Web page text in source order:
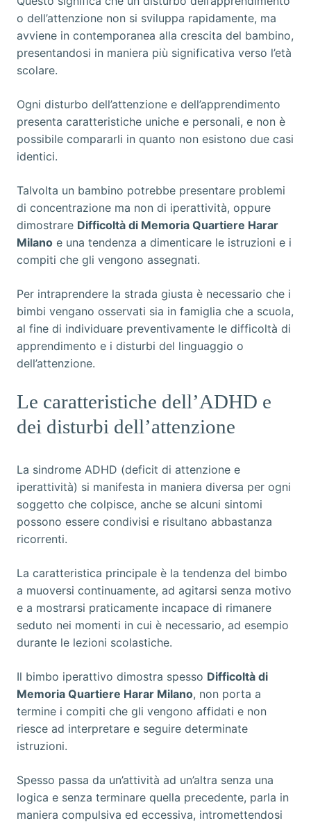
o dell’attenzione non si sviluppa rapidamente, ma
avviene in contemporanea alla crescita del bambino,
presentandosi in maniera più significativa verso l’età
scolare.
Ogni disturbo dell’attenzione e dell’apprendimento
presenta caratteristiche uniche e personali, e non è
possibile compararli in quanto non esistono due casi
identici.
Talvolta un bambino potrebbe presentare problemi
di concentrazione ma non di iperattività, oppure
dimostrare Difficoltà di Memoria Quartiere Harar
Milano e una tendenza a dimenticare le istruzioni e i
compiti che gli vengono assegnati.
Per intraprendere la strada giusta è necessario che i
bimbi vengano osservati sia in famiglia che a scuola,
al fine di individuare preventivamente le difficoltà di
apprendimento e i disturbi del linguaggio o
dell’attenzione.
Le caratteristiche dell’ADHD e
dei disturbi dell’attenzione
La sindrome ADHD (deficit di attenzione e
iperattività) si manifesta in maniera diversa per ogni
soggetto che colpisce, anche se alcuni sintomi
possono essere condivisi e risultano abbastanza
ricorrenti.
La caratteristica principale è la tendenza del bimbo
a muoversi continuamente, ad agitarsi senza motivo
e a mostrarsi praticamente incapace di rimanere
seduto nei momenti in cui è necessario, ad esempio
durante le lezioni scolastiche.
Il bimbo iperattivo dimostra spesso Difficoltà di
Memoria Quartiere Harar Milano, non porta a
termine i compiti che gli vengono affidati e non
riesce ad interpretare e seguire determinate
istruzioni.
Spesso passa da un’attività ad un’altra senza una
logica e senza terminare quella precedente, parla in
maniera compulsiva ed eccessiva, intromettendosi